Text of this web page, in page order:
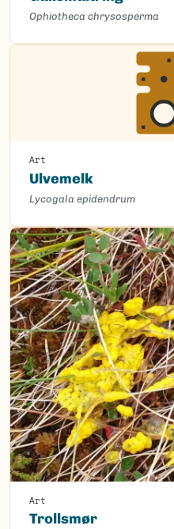
Ophiotheca chrysosperma
Art
Ulvemelk
Lycogala epidendrum
Art
Trollsmør